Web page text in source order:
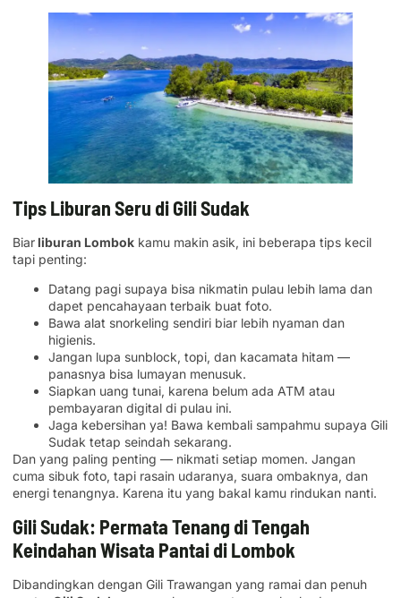
Tips Liburan Seru di Gili Sudak
Biar liburan Lombok kamu makin asik, ini beberapa tips kecil
tapi penting:
Datang pagi supaya bisa nikmatin pulau lebih lama dan
dapet pencahayaan terbaik buat foto.
Bawa alat snorkeling sendiri biar lebih nyaman dan
higienis.
Jangan lupa sunblock, topi, dan kacamata hitam —
panasnya bisa lumayan menusuk.
Siapkan uang tunai, karena belum ada ATM atau
pembayaran digital di pulau ini.
Jaga kebersihan ya! Bawa kembali sampahmu supaya Gili
Sudak tetap seindah sekarang.
Dan yang paling penting — nikmati setiap momen. Jangan
cuma sibuk foto, tapi rasain udaranya, suara ombaknya, dan
energi tenangnya. Karena itu yang bakal kamu rindukan nanti.
Gili Sudak: Permata Tenang di Tengah
Keindahan Wisata Pantai di Lombok
Dibandingkan dengan Gili Trawangan yang ramai dan penuh